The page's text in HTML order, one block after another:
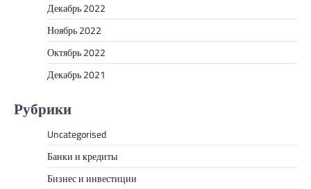
Декабрь 2022
Ноябрь 2022
Октябрь 2022
Декабрь 2021
Рубрики
Uncategorised
Банки и кредиты
Бизнес и инвестиции